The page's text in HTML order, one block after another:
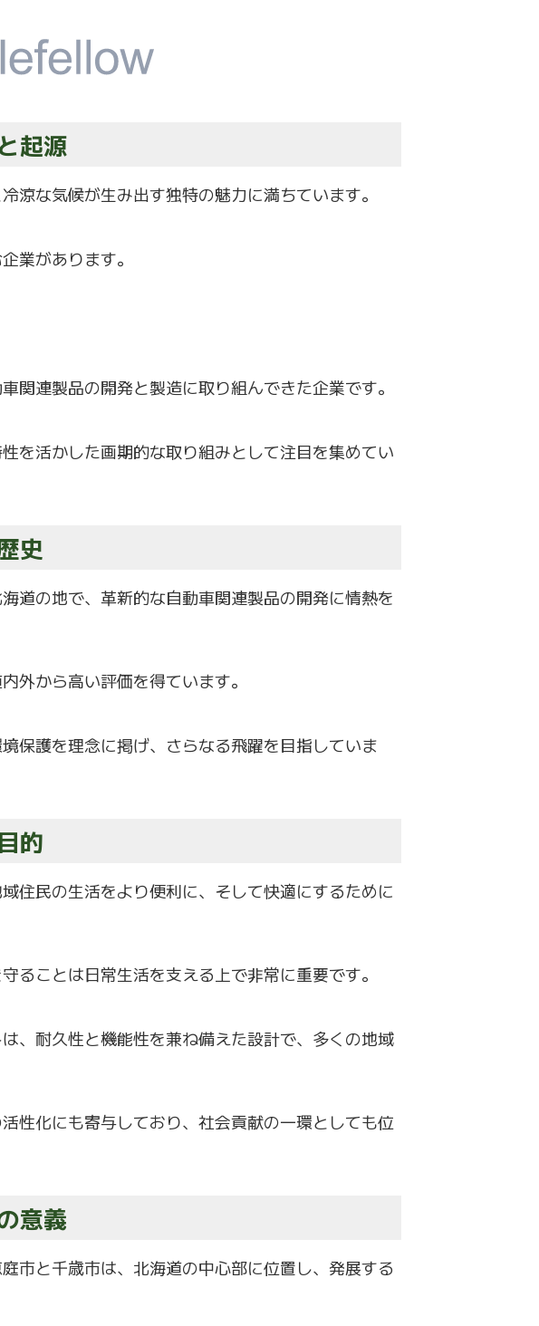
起源
涼な気候が生み出す独特の魅力に満ちています。
業があります。
関連製品の開発と製造に取り組んできた企業です。
を活かした画期的な取り組みとして注目を集めてい
史
道の地で、 革新的な自動車関連製品の開発に情熱を
外から高い評価を得ています。
保護を理念に掲げ、 さらなる飛躍を目指していま
的
住民の生活をより便利に、 そして快適にするために
ることは日常生活を支える上で非常に重要です。
、 耐久性と機能性を兼ね備えた設計で、 多くの地域
性化にも寄与しており、 社会貢献の一環としても位
意義
市と千歳市は、 北海道の中心部に位置し、発展する